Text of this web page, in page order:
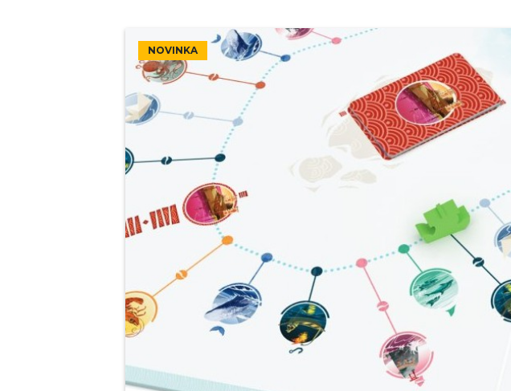
NOVINKA